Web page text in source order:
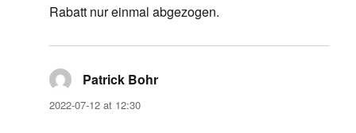
Rabatt nur einmal abgezogen.
Patrick Bohr
2022-07-12 at 12:30